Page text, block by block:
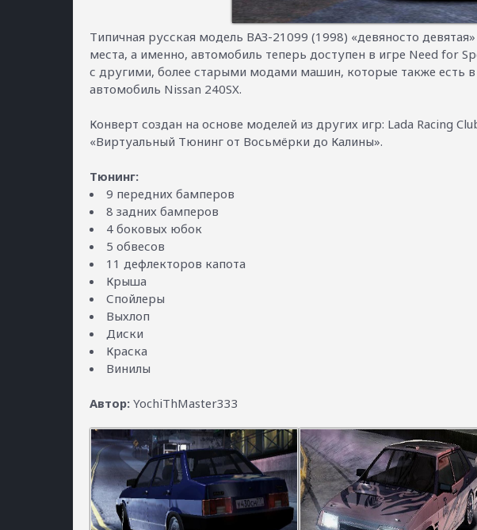
Типичная русская модель ВАЗ-21099 (1998) «девяносто
места, а именно, автомобиль теперь доступен в игре Need for
с другими, более старыми модами машин, которые также есть в
автомобиль Nissan 240SX.
Конверт создан на основе моделей из других игр: Lada Racing
«Виртуальный Тюнинг от Восьмёрки до Калины».
Тюнинг:
9 передних бамперов
8 задних бамперов
4 боковых юбок
5 обвесов
11 дефлекторов капота
Крыша
Спойлеры
Выхлоп
Диски
Краска
Винилы
Автор: YochiThMaster333